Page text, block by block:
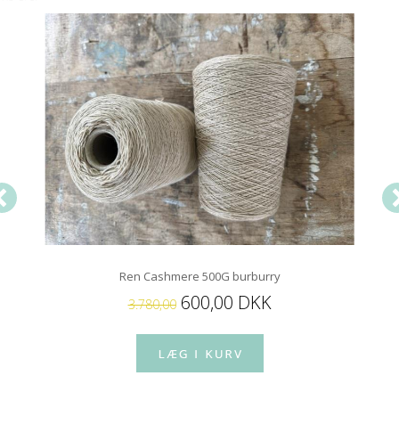
Ren Cashmere 500G burburry
3.780,00600,00 DKK